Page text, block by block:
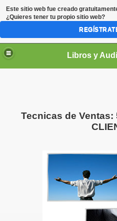
Tecnicas de Ventas:
Este sitio web fue creado
¿Quieres tener tu propio sitio web?